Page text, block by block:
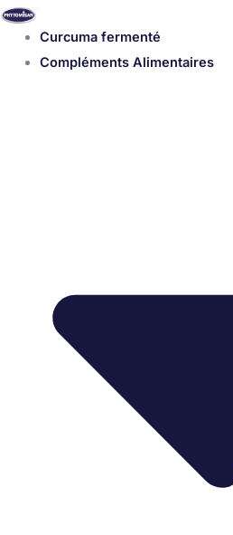
Aller
contenu
Curcuma fermenté
Compléments Alimentaires